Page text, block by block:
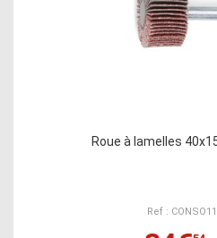
Roue à lamelles
Ref :